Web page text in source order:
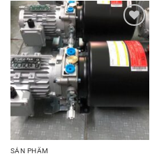
Add to
wishlist
SẢN PHẨM